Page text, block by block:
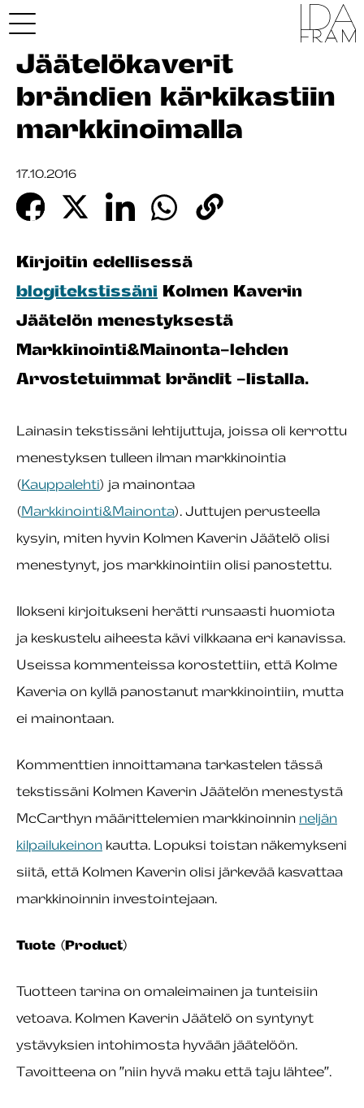
Jäätelökaverit
brändien kärkikastiin
markkinoimalla
17.10.2016
Kirjoitin edellisessä
blogitekstissäni Kolmen Kaverin
Jäätelön menestyksestä
Markkinointi&Mainonta-lehden
Arvostetuimmat brändit -listalla.
Lainasin tekstissäni lehtijuttuja, joissa oli kerrottu
menestyksen tulleen ilman markkinointia
(Kauppalehti) ja mainontaa
(Markkinointi&Mainonta). Juttujen perusteella
kysyin, miten hyvin Kolmen Kaverin Jäätelö olisi
menestynyt, jos markkinointiin olisi panostettu.
Ilokseni kirjoitukseni herätti runsaasti huomiota
ja keskustelu aiheesta kävi vilkkaana eri kanavissa.
Useissa kommenteissa korostettiin, että Kolme
Kaveria on kyllä panostanut markkinointiin, mutta
ei mainontaan.
Kommenttien innoittamana tarkastelen tässä
tekstissäni Kolmen Kaverin Jäätelön menestystä
McCarthyn määrittelemien markkinoinnin neljän
kilpailukeinon kautta. Lopuksi toistan näkemykseni
siitä, että Kolmen Kaverin olisi järkevää kasvattaa
markkinoinnin investointejaan.
Tuote (Product)
Tuotteen tarina on omaleimainen ja tunteisiin
vetoava. Kolmen Kaverin Jäätelö on syntynyt
ystävyksien intohimosta hyvään jäätelöön.
Tavoitteena on ”niin hyvä maku että taju lähtee”.